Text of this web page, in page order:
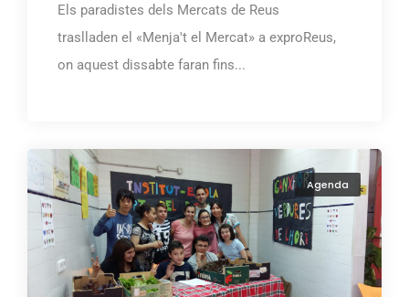
Els paradistes dels Mercats de Reus
traslladen el «Menja't el Mercat» a exproReus,
on aquest dissabte faran fins...
Agenda